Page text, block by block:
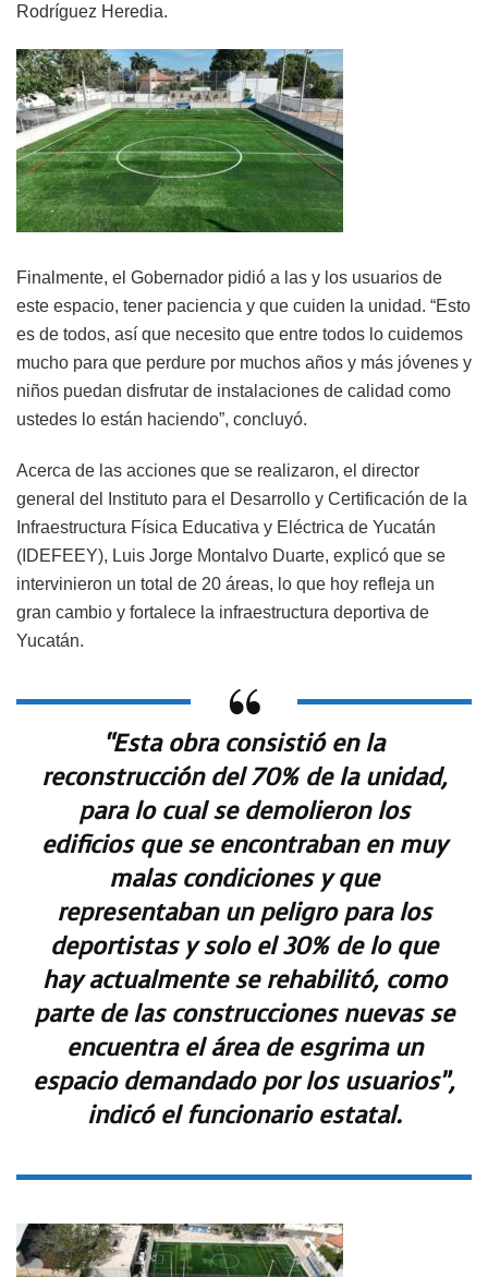
Rodríguez Heredia.
Finalmente, el Gobernador pidió a las y los usuarios de
este espacio, tener paciencia y que cuiden la unidad. “Esto
es de todos, así que necesito que entre todos lo cuidemos
mucho para que perdure por muchos años y más jóvenes y
niños puedan disfrutar de instalaciones de calidad como
ustedes lo están haciendo”, concluyó.
Acerca de las acciones que se realizaron, el director
general del Instituto para el Desarrollo y Certificación de la
Infraestructura Física Educativa y Eléctrica de Yucatán
(IDEFEEY), Luis Jorge Montalvo Duarte, explicó que se
intervinieron un total de 20 áreas, lo que hoy refleja un
gran cambio y fortalece la infraestructura deportiva de
Yucatán.
“Esta obra consistió en la
reconstrucción del 70% de la unidad,
para lo cual se demolieron los
edificios que se encontraban en muy
malas condiciones y que
representaban un peligro para los
deportistas y solo el 30% de lo que
hay actualmente se rehabilitó, como
parte de las construcciones nuevas se
encuentra el área de esgrima un
espacio demandado por los usuarios”,
indicó el funcionario estatal.